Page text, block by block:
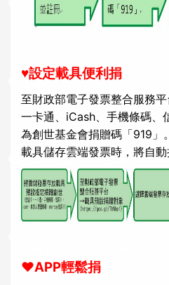
♥設定載具便利捐
至財政部電子發票整合服務平
一卡通、iCash、手機條碼、
為創世基金會捐贈碼「919」
載具儲存雲端發票時，將自動
♥APP輕鬆捐